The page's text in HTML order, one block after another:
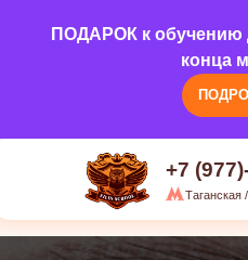
ПОДАРОК к обучению
конца
Таганская
г.Москва, ул.
+7